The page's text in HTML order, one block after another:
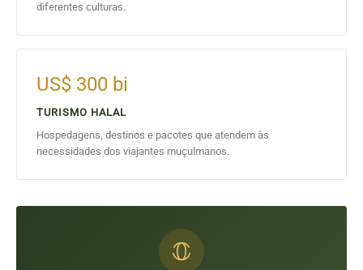
diferentes culturas.
US$ 300 bi
TURISMO HALAL
Hospedagens, destinos e pacotes que atendem às
necessidades dos viajantes muçulmanos.